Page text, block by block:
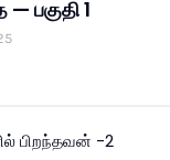
பகுதி 1
பிறந்தவன் -2